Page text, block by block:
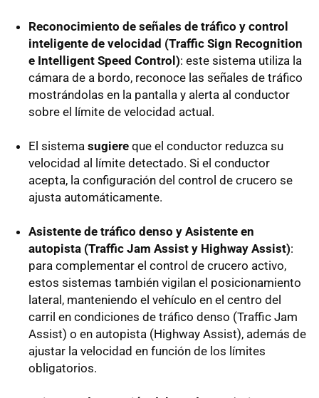
Reconocimiento de señales de tráfico y control
inteligente de velocidad (Traffic Sign Recognition
e Intelligent Speed Control): este sistema utiliza la
cámara de a bordo, reconoce las señales de tráfico
mostrándolas en la pantalla y alerta al conductor
sobre el límite de velocidad actual.
El sistema sugiere que el conductor reduzca su
velocidad al límite detectado. Si el conductor
acepta, la configuración del control de crucero se
ajusta automáticamente.
Asistente de tráfico denso y Asistente en
autopista (Traffic Jam Assist y Highway Assist):
para complementar el control de crucero activo,
estos sistemas también vigilan el posicionamiento
lateral, manteniendo el vehículo en el centro del
carril en condiciones de tráfico denso (Traffic Jam
Assist) o en autopista (Highway Assist), además de
ajustar la velocidad en función de los límites
obligatorios.